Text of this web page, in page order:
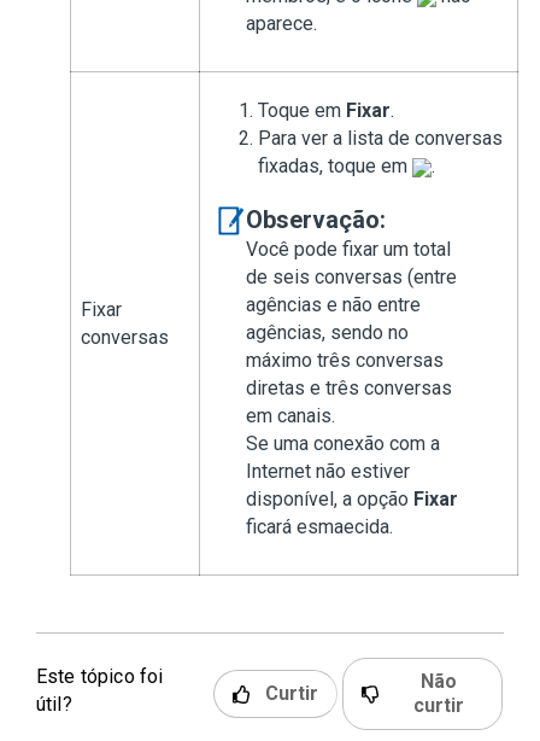
aparece.
Fixar
conversas
Toque em Fixar.
Para ver a lista de conversas
fixadas, toque em
.
Observação:
Você pode fixar um total
de seis conversas (entre
agências e não entre
agências, sendo no
máximo três conversas
diretas e três conversas
em canais.
Se uma conexão com a
Internet não estiver
disponível, a opção Fixar
ficará esmaecida.
Este tópico foi
útil?
Curtir
Não
curtir